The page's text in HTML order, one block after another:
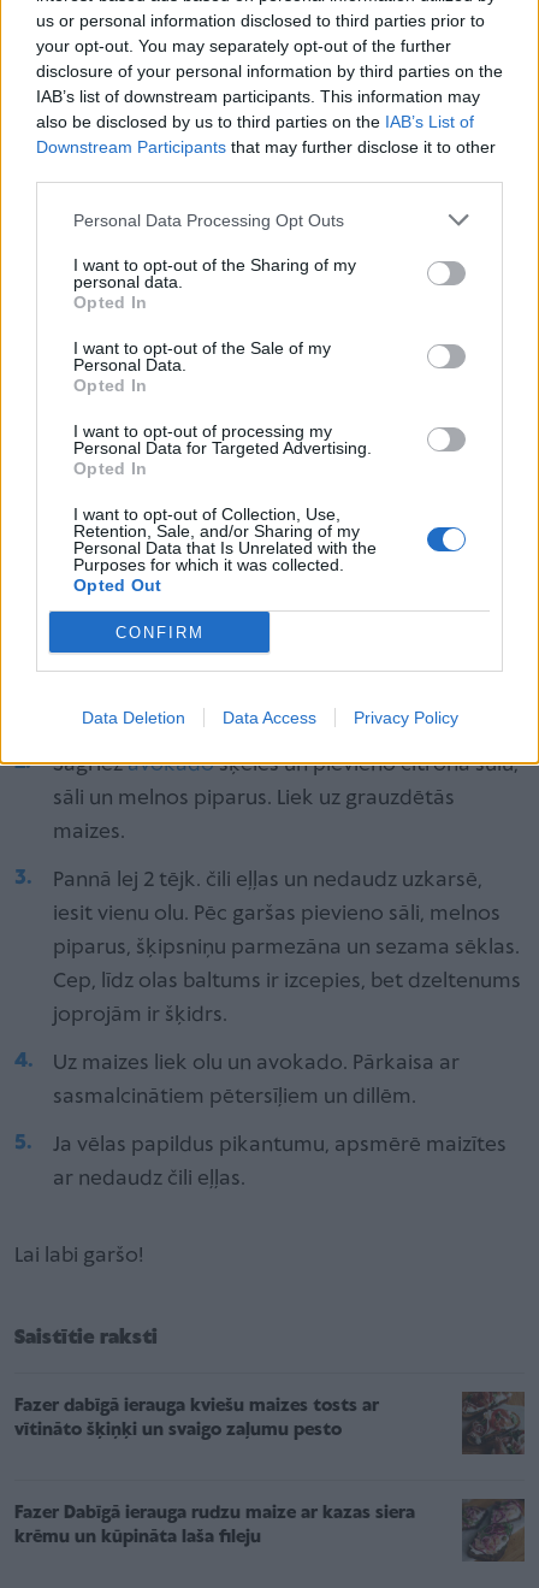
us or personal information disclosed to third parties prior to
your opt-out. You may separately opt-out of the further
disclosure of your personal information by third parties on the
IAB’s list of downstream participants. This information may
also be disclosed by us to third parties on the IAB’s List of
Downstream Participants that may further disclose it to other
Personal Data Processing Opt Outs
I want to opt-out of the Sharing of my
personal data.
Opted In
I want to opt-out of the Sale of my
Personal Data.
Opted In
I want to opt-out of processing my
Personal Data for Targeted Advertising.
Opted In
I want to opt-out of Collection, Use,
Retention, Sale, and/or Sharing of my
Personal Data that Is Unrelated with the
Purposes for which it was collected.
Opted Out
CONFIRM
Data Deletion Data Access Privacy Policy
Pagatavo čili eļļu
Nelielā katliņā uz vidējas uguns sakarsē eļļu, līdz
tā ir karsta.
Uzmanīgi pārlej sakarsēto eļļu čili pārslām, kuras
sāks čurkstēt.
Pirms lietošanas pievieno šķipsniņu sāls un ļauj
atdzist.
Pagatavo karstmaizes
Maizes šķēli no abām pusēm pārziež ar sviestu,
kamēr zeltainas. Ierīvē ar ķiploka daiviņu.
Sagriežavokadošķēlēs un pievieno citrona sulu,
sāli un melnos piparus. Liek uz grauzdētās
maizes.
Pannā lej 2 tējk. čili eļļas un nedaudz uzkarsē,
iesit vienu olu. Pēc garšas pievieno sāli, melnos
piparus, šķipsniņu parmezāna un sezama sēklas.
Cep, līdz olas baltums ir izcepies, bet dzeltenums
joprojām ir šķidrs.
Uz maizes liek olu un avokado. Pārkaisa ar
sasmalcinātiem pētersīļiem un dillēm.
Ja vēlas papildus pikantumu, apsmērē maizītes
ar nedaudz čili eļļas.
Lai labi garšo!
Saistītie raksti
Fazer dabīgā ierauga kviešu maizes tosts ar
vītināto šķiņķi un svaigo zaļumu pesto
Fazer Dabīgā ierauga rudzu maize ar kazas siera
krēmu un kūpināta laša fileju